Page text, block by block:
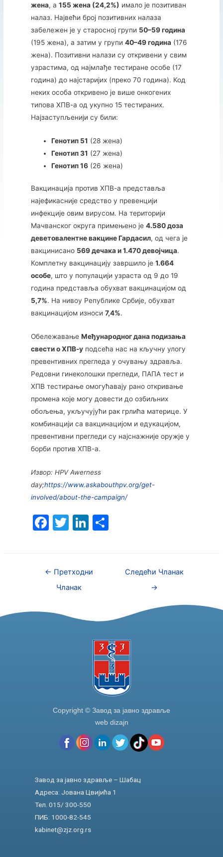
жена, а 155 жена (24,2%) имало је позитиван
налаз. Највећи број позитивних налаза
забележен је у старосној групи 50–59 година
(195 жена), а затим у групи 40–49 година(176
жена). Позитивни налази су откривени у свим
узрастима, од најмлађе тестиране особе (17
година) до најстаријих (преко 70 година). Код
неких особа откривено је више онкогених
типова ХПВ-а од укупно 15 тестираних.
Најзаступљенији су били:
Генотип 51 (28 жена)
Генотип 31 (27 жена)
Генотип 16(26 жена)
Вакцинација против ХПВ-а представља
најефикасније средство у превенцији
инфекције овим вирусом. На територији
Мачванског округа примењено је 4.580 доза
деветовалентне вакцине Гардасил, од чега је
вакцинисано 569 дечака и 1.470 девојчица.
Комплетну вакцинацију завршило је 1.664
особе, што у популацији узраста од 9 до 19
година представља обухват вакцинацијом од
5,7%. На нивоу Републике Србије, обухват
вакцинацијом износи 7,4%.
Обележавање Међународног дана подизања
свести о ХПВ-уподсећа нас на кључну улогу
превентивних прегледа у очувању здравља.
Редовни гинеколошки прегледи, ПАПА тест и
ХПВ тестирање омогућавају рано откривање
промена које могу довести до озбиљних
обољења, укључујући рак грлића материце. У
комбинацији са вакцинацијом и едукацијом,
превентивни прегледи су најснажније оружје у
борби против ХПВ-а.
Извор: HPV Awerness
day;https://www.askabouthpv.org/get-
involved/about-the-campaign/
F
e
b
o
T
er
Li
e
S
← Претходни
Чланак
Следећи Чланак
→
Copyright © Завод за јавно здравље
web dizajn
Завод за јавно здравље – Шабац
Адреса: Јована Цвијића 1
Тел. 015/ 300-550
ПИБ: 1000-82-545
kabinet@zjz.org.rs